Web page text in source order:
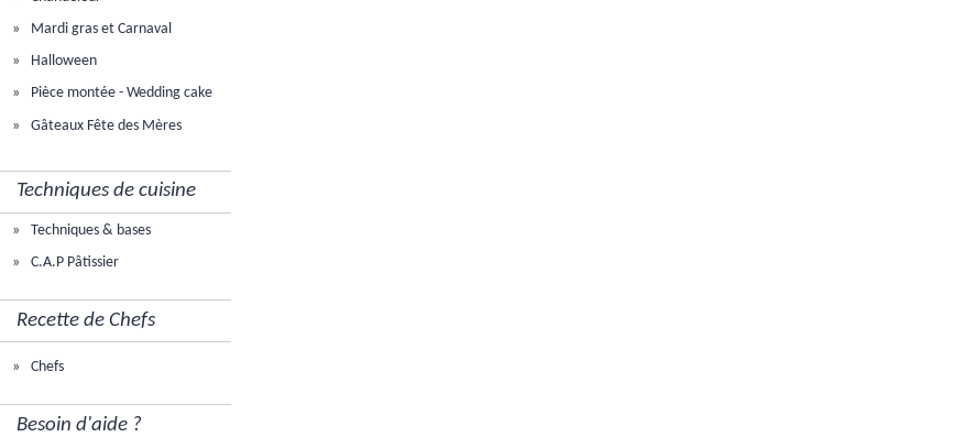
Mardi gras et Carnaval
Halloween
Pièce montée - Wedding cake
Gâteaux Fête des Mères
Techniques de cuisine
Techniques & bases
C.A.P Pâtissier
Recette de Chefs
Chefs
Besoin d'aide ?